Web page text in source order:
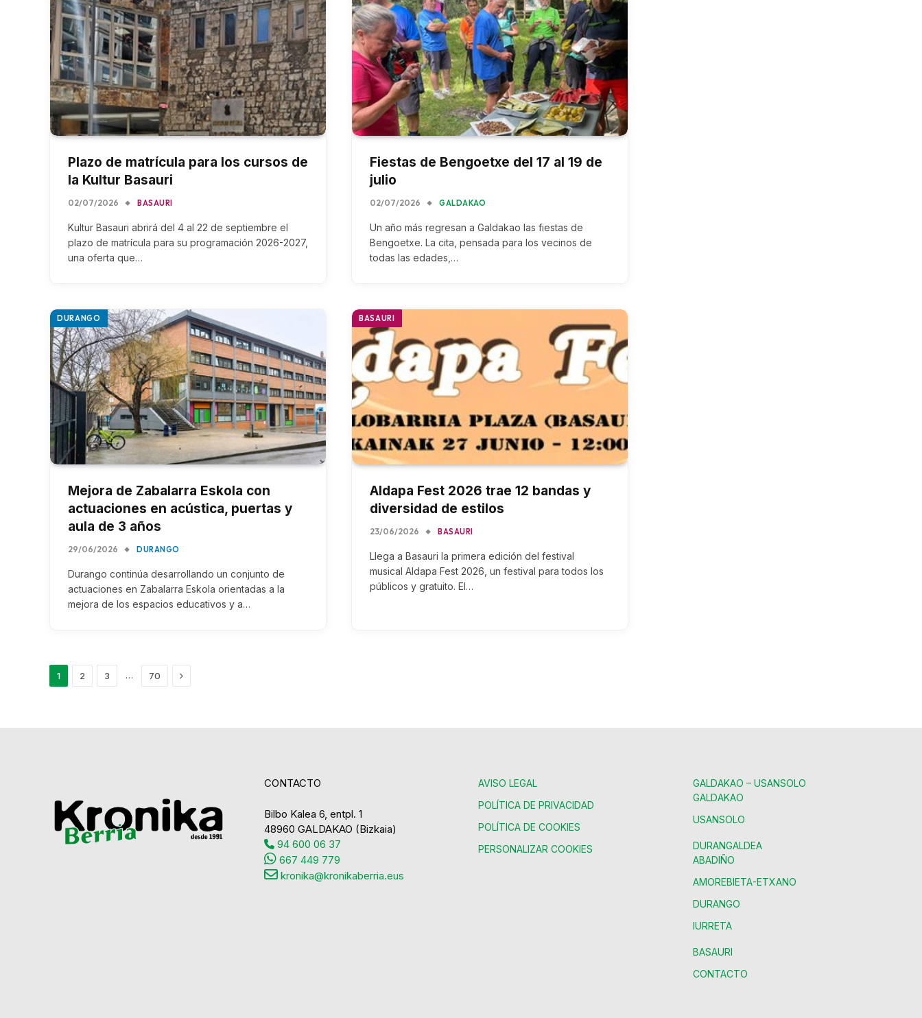
Plazo de matrícula para los cursos de
la Kultur Basauri
02/07/2026 BASAURI
Kultur Basauri abrirá del 4 al 22 de septiembre el
plazo de matrícula para su programación 2026-2027,
una oferta que…
Fiestas de Bengoetxe del 17 al 19 de
julio
02/07/2026 GALDAKAO
Un año más regresan a Galdakao las fiestas de
Bengoetxe. La cita, pensada para los vecinos de
todas las edades,…
DURANGO
Mejora de Zabalarra Eskola con
actuaciones en acústica, puertas y
aula de 3 años
29/06/2026 DURANGO
Durango continúa desarrollando un conjunto de
actuaciones en Zabalarra Eskola orientadas a la
mejora de los espacios educativos y a…
BASAURI
Aldapa Fest 2026 trae 12 bandas y
diversidad de estilos
23/06/2026 BASAURI
Llega a Basauri la primera edición del festival
musical Aldapa Fest 2026, un festival para todos los
públicos y gratuito. El…
1 2 3 … 70 Next
CONTACTO
Bilbo Kalea 6, entpl. 1
48960 GALDAKAO (Bizkaia)
94 600 06 37
667 449 779
kronika@kronikaberria.eus
AVISO LEGAL
POLÍTICA DE PRIVACIDAD
POLÍTICA DE COOKIES
PERSONALIZAR COOKIES
GALDAKAO – USANSOLO
GALDAKAO
USANSOLO
DURANGALDEA
ABADIÑO
AMOREBIETA-ETXANO
DURANGO
IURRETA
BASAURI
CONTACTO